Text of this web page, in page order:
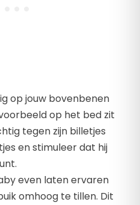
op jouw bovenbenen
op het bed zit
tegen zijn billetjes
en stimuleer dat hij
even laten ervaren
omhoog te tillen. Dit